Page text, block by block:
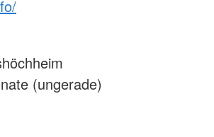
(ungerade)